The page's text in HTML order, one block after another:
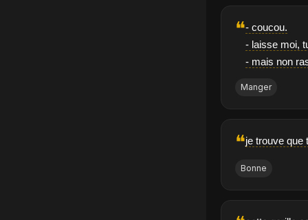
❝- coucou.
- laisse moi,
- mais non
Manger
❝je trouve que
Bonne